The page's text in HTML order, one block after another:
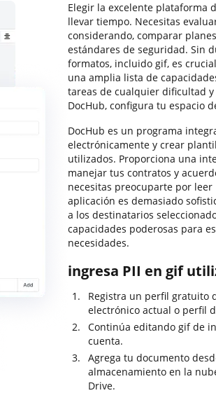
Elegir la excelente plataforma
llevar tiempo. Necesitas
considerando, comparar
estándares de seguridad. Sin
formatos, incluido gif, es
una amplia lista de
tareas de cualquier dificultad
DocHub, configura tu espacio
DocHub es un programa
electrónicamente y crear
utilizados. Proporciona una
manejar tus contratos y
necesitas preocuparte por
aplicación es demasiado
a los destinatarios
capacidades poderosas para
necesidades.
ingresa PII en gif
Registra un perfil gratuito
electrónico actual o perfil
Continúa editando gif de
cuenta.
Agrega tu documento
almacenamiento en la
Drive.